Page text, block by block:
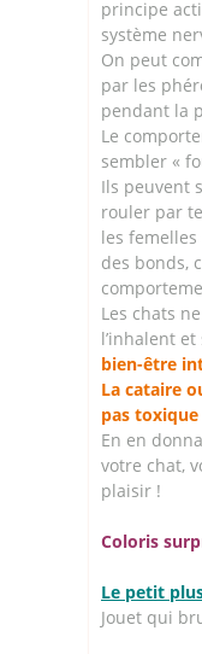
principe
système
On peut
par les
pendant la
Le
sembler «
Ils peuvent
rouler par
les
des bonds,
Les chats
l’inhalent
bien-être
La cataire
pas
En en
votre chat,
plaisir !
Coloris
Le petit
Jouet qui